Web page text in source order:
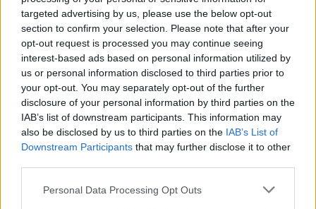
targeted advertising by us, please use the below opt-out
section to confirm your selection. Please note that after your
opt-out request is processed you may continue seeing
interest-based ads based on personal information utilized by
us or personal information disclosed to third parties prior to
your opt-out. You may separately opt-out of the further
disclosure of your personal information by third parties on the
IAB’s list of downstream participants. This information may
also be disclosed by us to third parties on the IAB’s List of
Downstream Participants that may further disclose it to other
Personal Data Processing Opt Outs